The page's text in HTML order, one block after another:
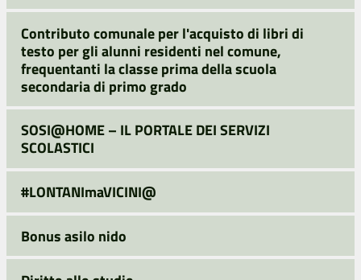
Contributo comunale per l'acquisto di libri di
testo per gli alunni residenti nel comune,
frequentanti la classe prima della scuola
secondaria di primo grado
SOSI@HOME – IL PORTALE DEI SERVIZI
SCOLASTICI
#LONTANImaVICINI@
Bonus asilo nido